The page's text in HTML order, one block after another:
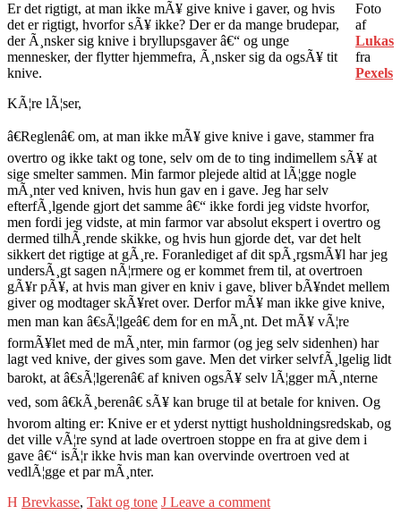
Foto
af
Lukas
fra
Pexels
Er det rigtigt, at man ikke mÃ¥ give knive i gaver, og hvis
det er rigtigt, hvorfor sÃ¥ ikke? Der er da mange brudepar,
der Ã¸nsker sig knive i bryllupsgaver â€“ og unge
mennesker, der flytter hjemmefra, Ã¸nsker sig da ogsÃ¥ tit
knive.
KÃ¦re lÃ¦ser,
â€Reglenâ€ om, at man ikke mÃ¥ give knive i gave, stammer fra
overtro og ikke takt og tone, selv om de to ting indimellem sÃ¥ at
sige smelter sammen. Min farmor plejede altid at lÃ¦gge nogle
mÃ¸nter ved kniven, hvis hun gav en i gave. Jeg har selv
efterfÃ¸lgende gjort det samme â€“ ikke fordi jeg vidste hvorfor,
men fordi jeg vidste, at min farmor var absolut ekspert i overtro og
dermed tilhÃ¸rende skikke, og hvis hun gjorde det, var det helt
sikkert det rigtige at gÃ¸re. Foranlediget af dit spÃ¸rgsmÃ¥l har jeg
undersÃ¸gt sagen nÃ¦rmere og er kommet frem til, at overtroen
gÃ¥r pÃ¥, at hvis man giver en kniv i gave, bliver bÃ¥ndet mellem
giver og modtager skÃ¥ret over. Derfor mÃ¥ man ikke give knive,
men man kan â€sÃ¦lgeâ€ dem for en mÃ¸nt. Det mÃ¥ vÃ¦re
formÃ¥let med de mÃ¸nter, min farmor (og jeg selv sidenhen) har
lagt ved knive, der gives som gave. Men det virker selvfÃ¸lgelig lidt
barokt, at â€sÃ¦lgerenâ€ af kniven ogsÃ¥ selv lÃ¦gger mÃ¸nterne
ved, som â€kÃ¸berenâ€ sÃ¥ kan bruge til at betale for kniven. Og
hvorom alting er: Knive er et yderst nyttigt husholdningsredskab, og
det ville vÃ¦re synd at lade overtroen stoppe en fra at give dem i
gave â€“ isÃ¦r ikke hvis man kan overvinde overtroen ved at
vedlÃ¦gge et par mÃ¸nter.
Brevkasse, Takt og tone Leave a comment